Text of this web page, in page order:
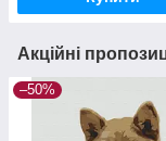
Акційні
–50%